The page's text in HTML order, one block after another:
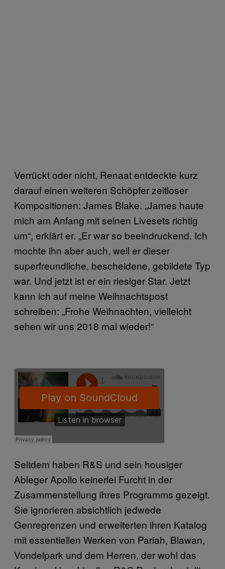
Verrückt oder nicht, Renaat entdeckte kurz
darauf einen weiteren Schöpfer zeitloser
Kompositionen: James Blake. „James haute
mich am Anfang mit seinen Livesets richtig
um“, erklärt er. „Er war so beeindruckend. Ich
mochte ihn aber auch, weil er dieser
superfreundliche, bescheidene, gebildete Typ
war. Und jetzt ist er ein riesiger Star. Jetzt
kann ich auf meine Weihnachtspost
schreiben: „Frohe Weihnachten, vielleicht
sehen wir uns 2018 mal wieder!“
Seitdem haben R&S und sein housiger
Ableger Apollo keinerlei Furcht in der
Zusammenstellung ihres Programms gezeigt.
Sie ignorieren absichtlich jedwede
Genregrenzen und erweiterten ihren Katalog
mit essentiellen Werken von Pariah, Blawan,
Vondelpark und dem Herren, der wohl das